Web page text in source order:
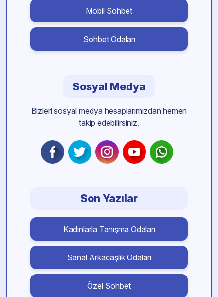
Mobil Sohbet
Sohbet Odaları
Sosyal Medya
Bizleri sosyal medya hesaplarımızdan hemen
takip edebilirsiniz.
Son Yazılar
Kadınlarla Tanışma Odaları
Sanal Arkadaşlık Odaları
Özel Sohbet